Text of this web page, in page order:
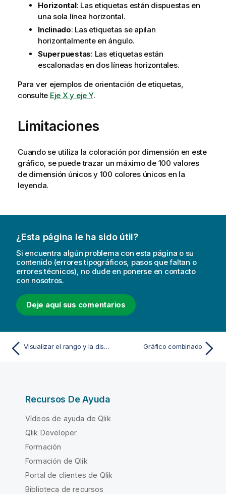
Horizontal: Las etiquetas están dispuestas en
una sola línea horizontal.
Inclinado: Las etiquetas se apilan
horizontalmente en ángulo.
Superpuestas: Las etiquetas están
escalonadas en dos líneas horizontales.
Para ver ejemplos de orientación de etiquetas,
consulte Eje X y eje Y.
Limitaciones
Cuando se utiliza la coloración por dimensión en este
gráfico, se puede trazar un máximo de 100 valores
de dimensión únicos y 100 colores únicos en la
leyenda.
¿Esta página le ha sido útil?
Si encuentra algún problema con esta página o su
contenido (errores tipográficos, pasos que faltan o
errores técnicos), no dude en ponerse en contacto
con nosotros.
Deje aquí sus comentarios
Visualizar el rango y la distribución de datos numéricos con un diagrama de caja Gráfico combinado
Recursos De Ayuda
Vídeos de ayuda de Qlik
Qlik Developer
Formación
Formación de Qlik
Portal de clientes de Qlik
Biblioteca de recursos